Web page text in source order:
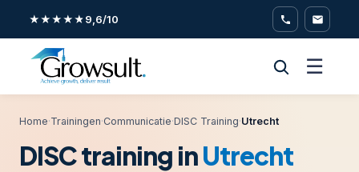
★★★★★9,6/10
☰
Home·Trainingen·Communicatie·DISC Training·Utrecht
DISC training inUtrecht